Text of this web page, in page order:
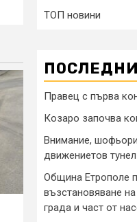
ТОП новини
Правец с първа
Козаро започва
Внимание,
движениетов
Община Етрополе
възстановяване
града и част от